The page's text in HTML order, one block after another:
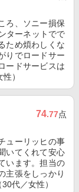
ろ、ソニー損保
ターネットでで
ため煩わしくな
りでロードサー
ードサービスは
）
74.77点
ューリッヒの事
いてくれて安心
います。担当の
主張をしっかり
代／女性）